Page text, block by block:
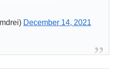
December 14, 2021